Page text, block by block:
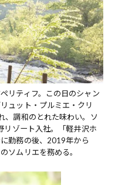
リティフ。この日のシャン
ュット・プルミエ・クリ
、調和のとれた味わい。ソ
ゾート入社。「軽井沢ホ
勤務の後、2019年から
ソムリエを務める。